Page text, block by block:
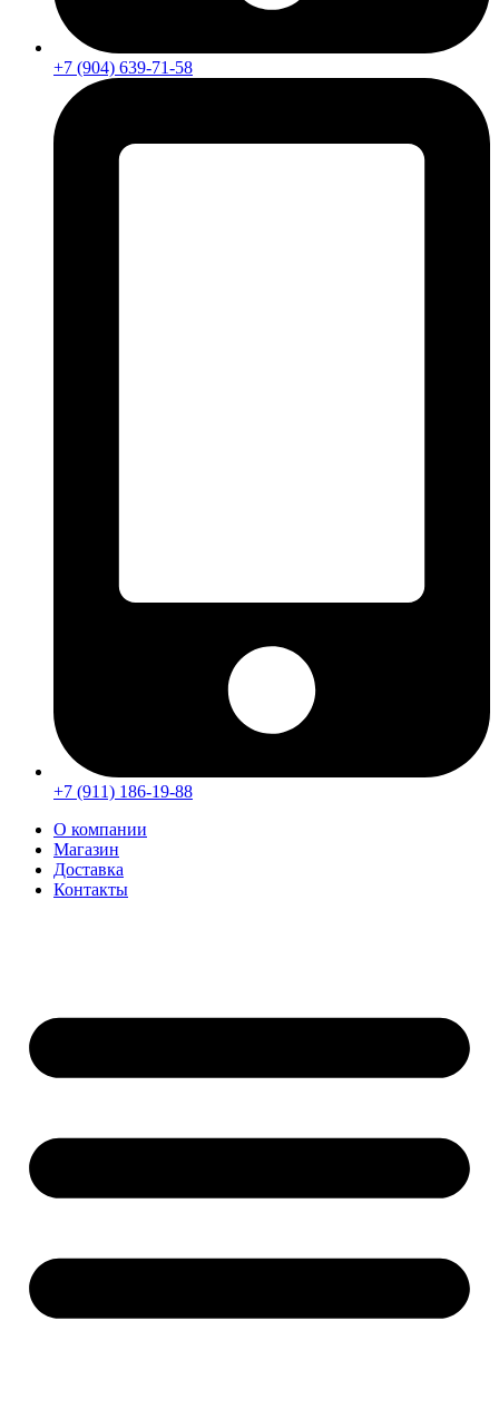
+7 (904) 639-71-58
+7 (911) 186-19-88
О компании
Магазин
Доставка
Контакты